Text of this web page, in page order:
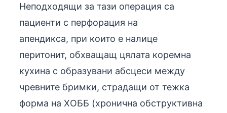
Неподходящи за тази операция са
пациенти с перфорация на
апендикса, при които е налице
перитонит, обхващащ цялата коремна
кухина с образувани абсцеси между
чревните бримки, страдащи от тежка
форма на ХОББ (хронична обструктивна